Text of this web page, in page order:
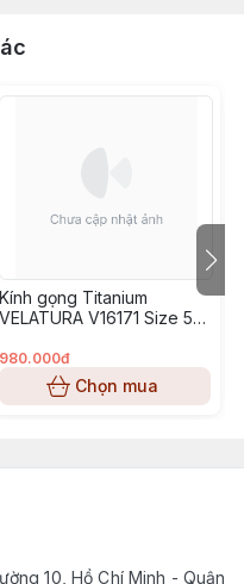
Kính gọng Titanium
VELATURA V16171 Size 53-
980.000đ
Chọn mua
10, Hồ Chí Minh - Quận